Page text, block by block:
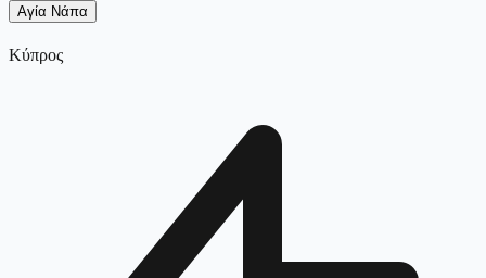
Αγία Νάπα
Κύπρος